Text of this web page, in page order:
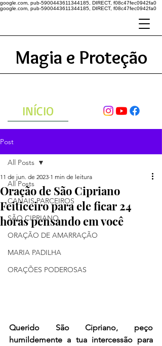
google.com, pub-5900443611344185, DIRECT, f08c47fec0942fa0
google.com, pub-5900443611344185, DIRECT, f08c47fec0942fa0
Magia e Proteção
INÍCIO
Post
All Posts
CANAIS PARCEIROS
SÃO CIPRIANO
ORAÇÃO DE AMARRAÇÃO
MARIA PADILHA
ORAÇÕES PODEROSAS
All Posts
Oração de São Cipriano
Feiticeiro para ele ficar 24
horas pensando em você
11 de jun. de 2023 1 min de leitura
Querido São Cipriano, peço
humildemente a tua intercessão para